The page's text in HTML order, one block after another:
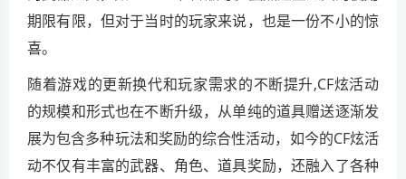
期限有限，但对于当时的玩家来说，也是一份不小的惊
喜。
随着游戏的更新换代和玩家需求的不断提升,CF炫活动
的规模和形式也在不断升级，从单纯的道具赠送逐渐发
展为包含多种玩法和奖励的综合性活动，如今的CF炫活
动不仅有丰富的武器、角色、道具奖励，还融入了各种